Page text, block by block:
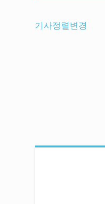
기사정렬변경